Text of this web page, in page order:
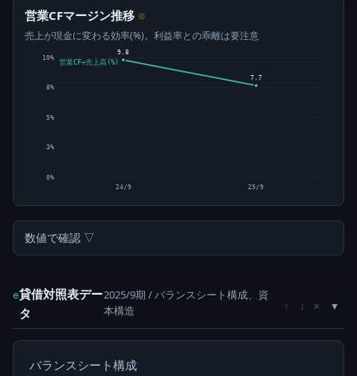
営業CFマージン推移 ⊙
売上が現金に変わる効率(%)。利益率との乖離は要注意
0%
3%
5%
8%
10%
9.8
24/9
7.7
25/9
営業CF÷売上高(%)
数値で確認 ▽
e貸借対照表デー
タ
2025/9期 / バランスシート構成、資
本構造
↑ ↓ ×
バランスシート構成